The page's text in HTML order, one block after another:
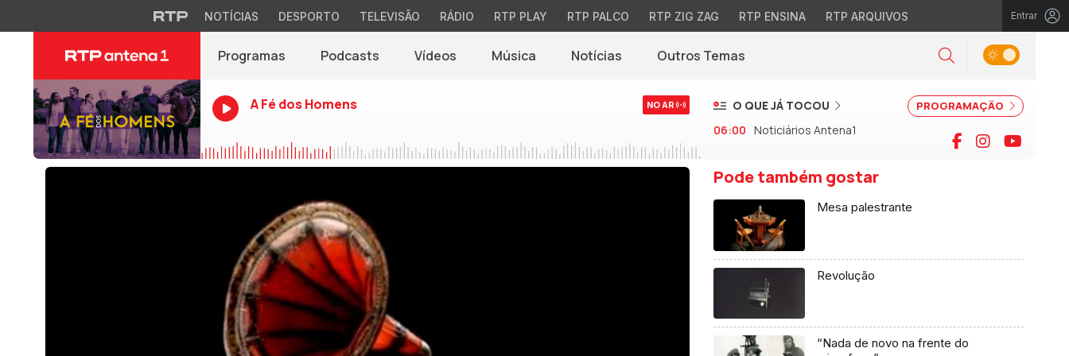
NOTÍCIAS DESPORTO TELEVISÃO RÁDIO RTP PLAY RTP PALCO RTP ZIG ZAG RTP ENSINA RTP ARQUIVOS Entrar
Programas Podcasts Vídeos Música Notícias(abre em nova janela)
Outros Temas Pesquisar
Alternar tema
A Fé dos Homens NO AR PROGRAMAÇÃO
O QUE JÁ TOCOU
06:00 Noticiários Antena1 Facebook
Instagram
Pode também gostar
Mesa palestrante
Revolução
“Nada de novo na frente do